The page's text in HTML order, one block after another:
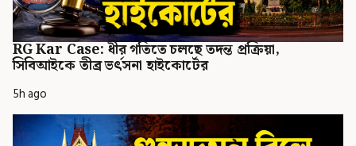
RG Kar Case: ধীর গতিতে চলছে তদন্ত প্রক্রিয়া,
সিবিআইকে তীব্র ভর্ৎসনা হাইকোর্টের
5h ago